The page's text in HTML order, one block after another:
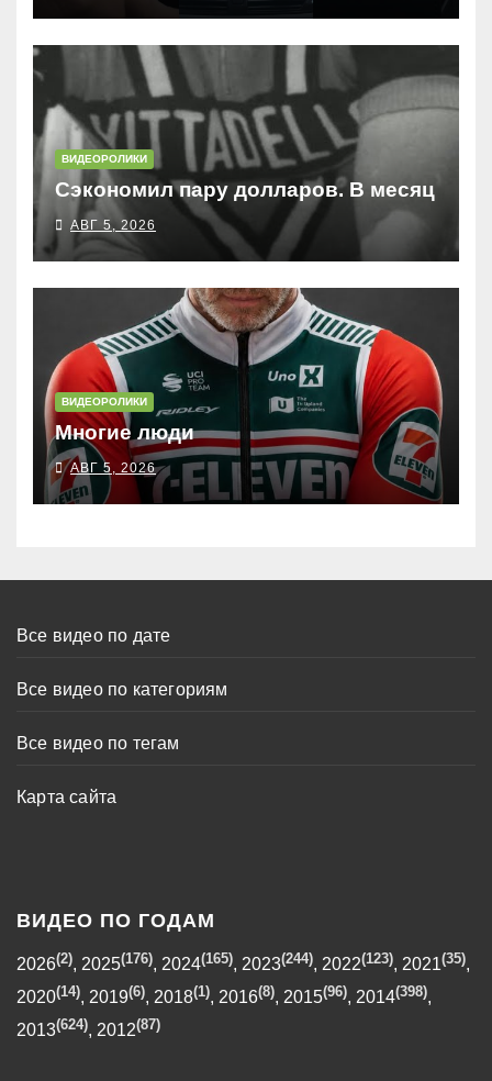
ВИДЕОРОЛИКИ
Сэкономил пару долларов. В месяц
АВГ 5, 2026
ВИДЕОРОЛИКИ
Многие люди
АВГ 5, 2026
Все видео по дате
Все видео по категориям
Все видео по тегам
Карта сайта
ВИДЕО ПО ГОДАМ
2026(2), 2025(176), 2024(165), 2023(244), 2022(123), 2021(35),
2020(14), 2019(6), 2018(1), 2016(8), 2015(96), 2014(398),
2013(624), 2012(87)